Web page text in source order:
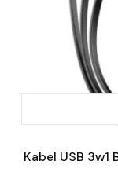
Kabel USB